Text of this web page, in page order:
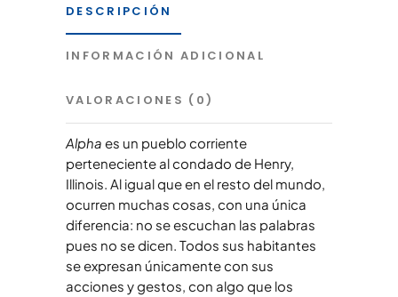
DESCRIPCIÓN
INFORMACIÓN ADICIONAL
VALORACIONES (0)
Alpha es un pueblo corriente
perteneciente al condado de Henry,
Illinois. Al igual que en el resto del mundo,
ocurren muchas cosas, con una única
diferencia: no se escuchan las palabras
pues no se dicen. Todos sus habitantes
se expresan únicamente con sus
acciones y gestos, con algo que los